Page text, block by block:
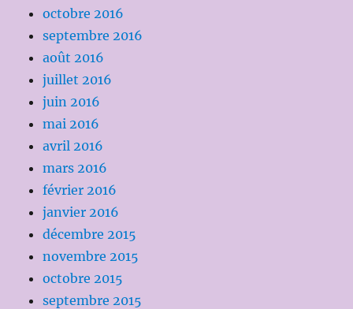
octobre 2016
septembre 2016
août 2016
juillet 2016
juin 2016
mai 2016
avril 2016
mars 2016
février 2016
janvier 2016
décembre 2015
novembre 2015
octobre 2015
septembre 2015